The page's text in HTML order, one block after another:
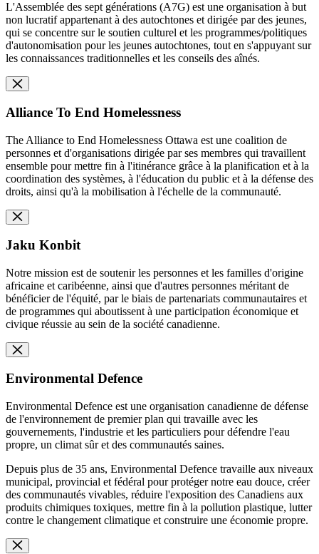
L'Assemblée des sept générations (A7G) est une organisation à but
non lucratif appartenant à des autochtones et dirigée par des jeunes,
qui se concentre sur le soutien culturel et les programmes/politiques
d'autonomisation pour les jeunes autochtones, tout en s'appuyant sur
les connaissances traditionnelles et les conseils des aînés.
Alliance To End Homelessness
The Alliance to End Homelessness Ottawa est une coalition de
personnes et d'organisations dirigée par ses membres qui travaillent
ensemble pour mettre fin à l'itinérance grâce à la planification et à la
coordination des systèmes, à l'éducation du public et à la défense des
droits, ainsi qu'à la mobilisation à l'échelle de la communauté.
Jaku Konbit
Notre mission est de soutenir les personnes et les familles d'origine
africaine et caribéenne, ainsi que d'autres personnes méritant de
bénéficier de l'équité, par le biais de partenariats communautaires et
de programmes qui aboutissent à une participation économique et
civique réussie au sein de la société canadienne.
Environmental Defence
Environmental Defence est une organisation canadienne de défense
de l'environnement de premier plan qui travaille avec les
gouvernements, l'industrie et les particuliers pour défendre l'eau
propre, un climat sûr et des communautés saines.
Depuis plus de 35 ans, Environmental Defence travaille aux niveaux
municipal, provincial et fédéral pour protéger notre eau douce, créer
des communautés vivables, réduire l'exposition des Canadiens aux
produits chimiques toxiques, mettre fin à la pollution plastique, lutter
contre le changement climatique et construire une économie propre.